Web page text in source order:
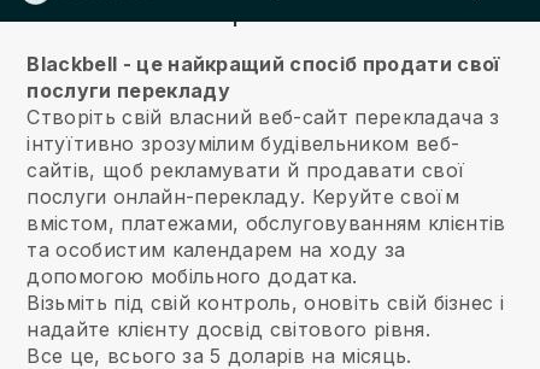
Blackbell - це найкращий спосіб продати свої
послуги перекладу
Створіть свій власний веб-сайт перекладача з
інтуїтивно зрозумілим будівельником веб-
сайтів, щоб рекламувати й продавати свої
послуги онлайн-перекладу. Керуйте своїм
вмістом, платежами, обслуговуванням клієнтів
та особистим календарем на ходу за
допомогою мобільного додатка.
Візьміть під свій контроль, оновіть свій бізнес і
надайте клієнту досвід світового рівня.
Все це, всього за 5 доларів на місяць.